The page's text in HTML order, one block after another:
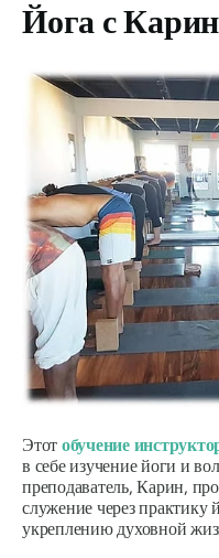
Йога с
Этот обучение
в себе изучение йоги и
преподаватель, Карин,
служение через практику
укреплению духовной